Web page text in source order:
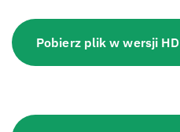
Pobierz plik w wersji HD